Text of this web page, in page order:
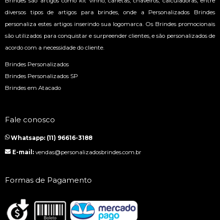
diversos tipos de artigos para brindes, onde a Personalizados Brindes
personaliza estes artigos inserindo sua logomarca. Os Brindes promocionais
são utilizados para conquistar e surpreender clientes, e são personalizados de
acordo com a necessidade do cliente.
Brindes Personalizados
Brindes Personalizados SP
Brindes em Atacado
Fale conosco
Whatsapp: (11) 96616-3188
E-mail: vendas@personalizadosbrindes.com.br
Formas de Pagamento